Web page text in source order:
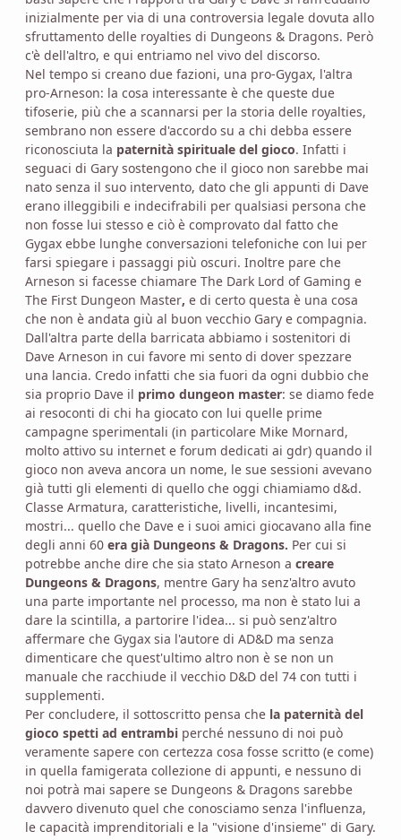
inizialmente per via di una controversia legale dovuta allo
sfruttamento delle royalties di Dungeons & Dragons. Però
c'è dell'altro, e qui entriamo nel vivo del discorso.
Nel tempo si creano due fazioni, una pro-Gygax, l'altra
pro-Arneson: la cosa interessante è che queste due
tifoserie, più che a scannarsi per la storia delle royalties,
sembrano non essere d'accordo su a chi debba essere
riconosciuta la paternità spirituale del gioco. Infatti i
seguaci di Gary sostengono che il gioco non sarebbe mai
nato senza il suo intervento, dato che gli appunti di Dave
erano illeggibili e indecifrabili per qualsiasi persona che
non fosse lui stesso e ciò è comprovato dal fatto che
Gygax ebbe lunghe conversazioni telefoniche con lui per
farsi spiegare i passaggi più oscuri. Inoltre pare che
Arneson si facesse chiamare The Dark Lord of Gaming e
The First Dungeon Master, e di certo questa è una cosa
che non è andata giù al buon vecchio Gary e compagnia.
Dall'altra parte della barricata abbiamo i sostenitori di
Dave Arneson in cui favore mi sento di dover spezzare
una lancia. Credo infatti che sia fuori da ogni dubbio che
sia proprio Dave il primo dungeon master: se diamo fede
ai resoconti di chi ha giocato con lui quelle prime
campagne sperimentali (in particolare Mike Mornard,
molto attivo su internet e forum dedicati ai gdr) quando il
gioco non aveva ancora un nome, le sue sessioni avevano
già tutti gli elementi di quello che oggi chiamiamo d&d.
Classe Armatura, caratteristiche, livelli, incantesimi,
mostri... quello che Dave e i suoi amici giocavano alla fine
degli anni 60 era già Dungeons & Dragons. Per cui si
potrebbe anche dire che sia stato Arneson a creare
Dungeons & Dragons, mentre Gary ha senz'altro avuto
una parte importante nel processo, ma non è stato lui a
dare la scintilla, a partorire l'idea... si può senz'altro
affermare che Gygax sia l'autore di AD&D ma senza
dimenticare che quest'ultimo altro non è se non un
manuale che racchiude il vecchio D&D del 74 con tutti i
supplementi.
Per concludere, il sottoscritto pensa che la paternità del
gioco spetti ad entrambi perché nessuno di noi può
veramente sapere con certezza cosa fosse scritto (e come)
in quella famigerata collezione di appunti, e nessuno di
noi potrà mai sapere se Dungeons & Dragons sarebbe
davvero divenuto quel che conosciamo senza l'influenza,
le capacità imprenditoriali e la "visione d'insieme" di Gary.